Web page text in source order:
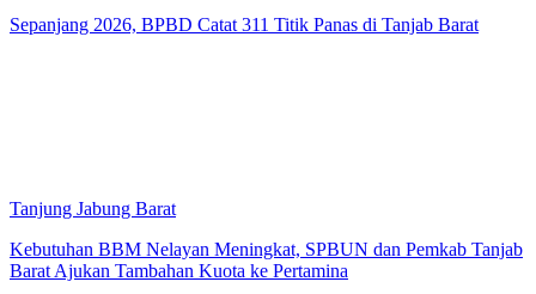
Sepanjang 2026, BPBD Catat 311 Titik Panas di Tanjab Barat
Tanjung Jabung Barat
Kebutuhan BBM Nelayan Meningkat, SPBUN dan Pemkab Tanjab
Barat Ajukan Tambahan Kuota ke Pertamina